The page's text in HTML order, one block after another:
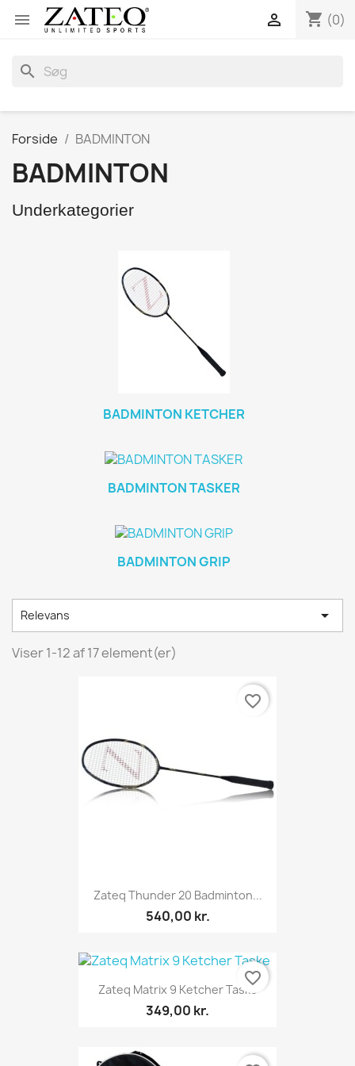
 shopping_cart (0)

search
Forside BADMINTON
BADMINTON
Underkategorier
BADMINTON KETCHER
BADMINTON TASKER
BADMINTON GRIP
Relevans 
Viser 1-12 af 17 element(er)
Zateq Thunder 20 Badminton...
540,00 kr.
favorite_border
Zateq Matrix 9 Ketcher Taske
349,00 kr.
favorite_border